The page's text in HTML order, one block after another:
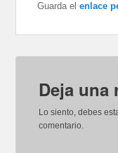
Guarda elenlace
Deja una
Lo siento, debes
comentario.